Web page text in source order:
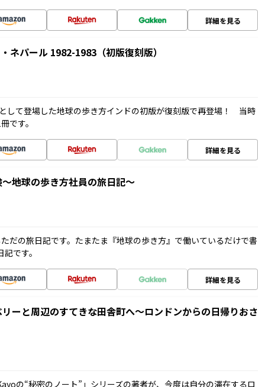
詳細を見る
ネパール 1982-1983（初版復刻版）
して登場した地球の歩き方インドの初版が復刻版で再登場！ 当時
です。
詳細を見る
地球の歩き方社員の旅日記～
だの旅日記です。たまたま『地球の歩き方』で働いているだけで書
です。
詳細を見る
ーと周辺のすてきな田舎町へ～ロンドンからの日帰りおさ
の“秘密のノート”」シリーズの著者が、今度は自分の滞在するロ